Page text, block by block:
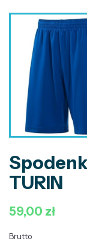
TURIN
59,00 zł
Brutto